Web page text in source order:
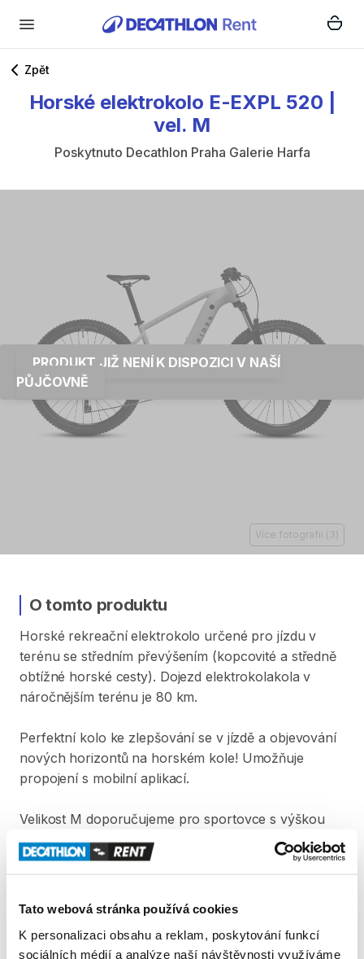
Tato webová stránka používá cookies
K personalizaci obsahu a reklam, poskytování funkcí
sociálních médií a analýze naší návštěvnosti využíváme
Zpět
Horské elektrokolo E-EXPL 520
vel. M
Poskytnuto Decathlon Praha Galerie Harfa
PRODUKT JIŽ NENÍ K DISPOZICI V NAŠÍ
PŮJČOVNĚ
Více fotografií ( 3 )
O tomto produktu
Horské rekreační elektrokolo určené pro jízdu v
terénu se středním převýšením (kopcovité a středně
obtížné horské cesty). Dojezd elektrokolakola v
náročnějším terénu je 80 km.
Perfektní kolo ke zlepšování se v jízdě a objevování
nových horizontů na horském kole! Umožňuje
propojení s mobilní aplikací.
Velikost M doporučujeme pro sportovce s výškou
mezi 165 a 174 cm. V ceně je zahrnutá
helma.
Pro vypůjčení kola vyžadována